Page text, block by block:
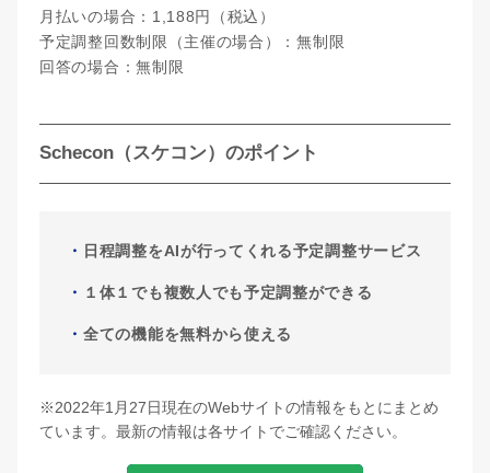
月払いの場合：1,188円（税込）
予定調整回数制限（主催の場合）：無制限
回答の場合：無制限
Schecon（スケコン）のポイント
日程調整をAIが行ってくれる予定調整サービス
１体１でも複数人でも予定調整ができる
全ての機能を無料から使える
※2022年1月27日現在のWebサイトの情報をもとにまとめ
ています。最新の情報は各サイトでご確認ください。